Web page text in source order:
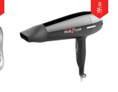
8
折